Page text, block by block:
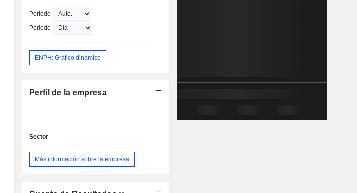
Periodo
Período
ENPH: Gráfico dinámico
Perfil de la empresa
Sector -
Más información sobre la empresa